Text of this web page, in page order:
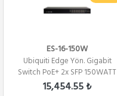
ES-16-150W
Ubiquiti Edge Yön. Gigabit
Switch PoE+ 2x SFP 150WATT
15,454.55 ₺